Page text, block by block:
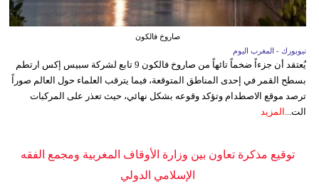
صاروخ فالكون
نيويورك - المغرب اليوم
يُعتقد أن جزءاً ضخماً تائهاً من صاروخ فالكون 9 تابع لشركة سبيس إكس ارتطم
بسطح القمر في إحدى المناطق المتوقعة، فيما يترقب العلماء حول العالم صوراً
ترصد موقع الاصطدام وتؤكد وقوعه بشكل نهائي، حيث تعذر على المركبات
الت...
المزيد
توقيع مذكرة تعاون بين وزارة الأوقاف المغربية ومجمع الفقه
الإسلامي الدولي